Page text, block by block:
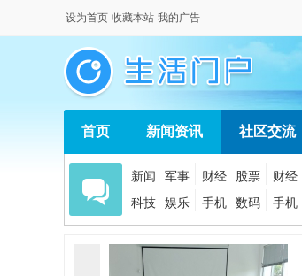
设为首页 收藏本站 我的广告
首页 新闻资讯 社区交流
新闻 军事 财经 股票 财经
科技
娱乐 手机 数码 手机